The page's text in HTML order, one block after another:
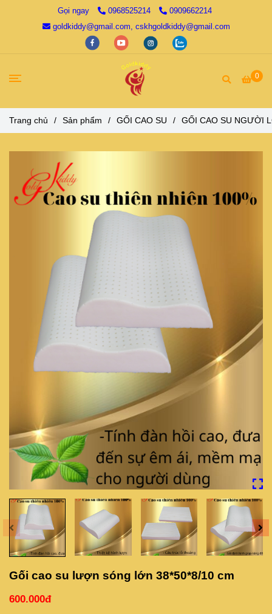
Gọi ngay 0968525214
0909662214
goldkiddy@gmail.com, cskhgoldkiddy@gmail.com
0
Trang chủ / Sản phẩm / GỐI CAO SU / GỐI CAO SU NGƯỜI
Gối cao su lượn sóng lớn 38*50*8/10 cm
600.000đ